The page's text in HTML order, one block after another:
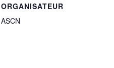
ORGANISATEUR
ASCN